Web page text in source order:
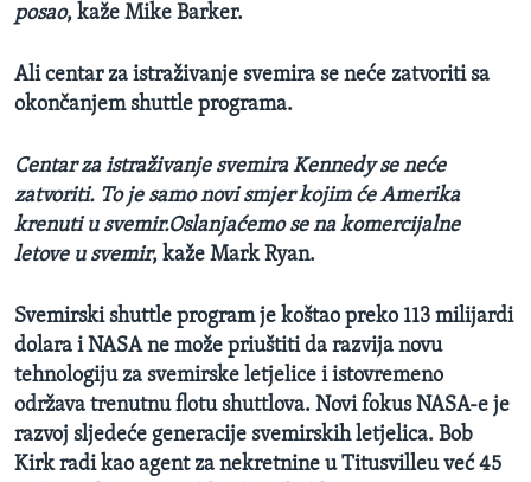
posao, kaže Mike Barker.
Ali centar za istraživanje svemira se neće zatvoriti sa
okončanjem shuttle programa.
Centar za istraživanje svemira Kennedy se neće
zatvoriti. To je samo novi smjer kojim će Amerika
krenuti u svemir.Oslanjaćemo se na komercijalne
letove u svemir, kaže Mark Ryan.
Svemirski shuttle program je koštao preko 113 milijardi
dolara i NASA ne može priuštiti da razvija novu
tehnologiju za svemirske letjelice i istovremeno
održava trenutnu flotu shuttlova. Novi fokus NASA-e je
razvoj sljedeće generacije svemirskih letjelica. Bob
Kirk radi kao agent za nekretnine u Titusvilleu već 45